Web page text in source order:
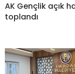
AK Gençlik açık
toplandı